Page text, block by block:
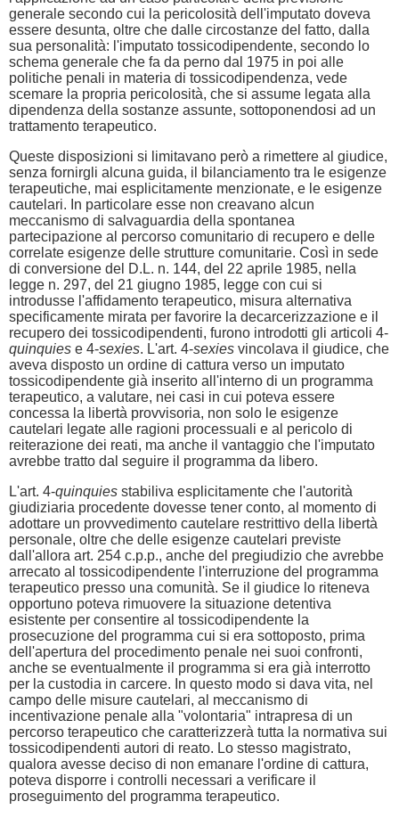
generale secondo cui la pericolosità dell'imputato doveva
essere desunta, oltre che dalle circostanze del fatto, dalla
sua personalità: l'imputato tossicodipendente, secondo lo
schema generale che fa da perno dal 1975 in poi alle
politiche penali in materia di tossicodipendenza, vede
scemare la propria pericolosità, che si assume legata alla
dipendenza della sostanze assunte, sottoponendosi ad un
trattamento terapeutico.
Queste disposizioni si limitavano però a rimettere al giudice,
senza fornirgli alcuna guida, il bilanciamento tra le esigenze
terapeutiche, mai esplicitamente menzionate, e le esigenze
cautelari. In particolare esse non creavano alcun
meccanismo di salvaguardia della spontanea
partecipazione al percorso comunitario di recupero e delle
correlate esigenze delle strutture comunitarie. Così in sede
di conversione del D.L. n. 144, del 22 aprile 1985, nella
legge n. 297, del 21 giugno 1985, legge con cui si
introdusse l'affidamento terapeutico, misura alternativa
specificamente mirata per favorire la decarcerizzazione e il
recupero dei tossicodipendenti, furono introdotti gli articoli 4-
quinquies e 4-sexies. L'art. 4-sexies vincolava il giudice, che
aveva disposto un ordine di cattura verso un imputato
tossicodipendente già inserito all'interno di un programma
terapeutico, a valutare, nei casi in cui poteva essere
concessa la libertà provvisoria, non solo le esigenze
cautelari legate alle ragioni processuali e al pericolo di
reiterazione dei reati, ma anche il vantaggio che l'imputato
avrebbe tratto dal seguire il programma da libero.
L'art. 4-quinquies stabiliva esplicitamente che l'autorità
giudiziaria procedente dovesse tener conto, al momento di
adottare un provvedimento cautelare restrittivo della libertà
personale, oltre che delle esigenze cautelari previste
dall'allora art. 254 c.p.p., anche del pregiudizio che avrebbe
arrecato al tossicodipendente l'interruzione del programma
terapeutico presso una comunità. Se il giudice lo riteneva
opportuno poteva rimuovere la situazione detentiva
esistente per consentire al tossicodipendente la
prosecuzione del programma cui si era sottoposto, prima
dell'apertura del procedimento penale nei suoi confronti,
anche se eventualmente il programma si era già interrotto
per la custodia in carcere. In questo modo si dava vita, nel
campo delle misure cautelari, al meccanismo di
incentivazione penale alla "volontaria" intrapresa di un
percorso terapeutico che caratterizzerà tutta la normativa sui
tossicodipendenti autori di reato. Lo stesso magistrato,
qualora avesse deciso di non emanare l'ordine di cattura,
poteva disporre i controlli necessari a verificare il
proseguimento del programma terapeutico.